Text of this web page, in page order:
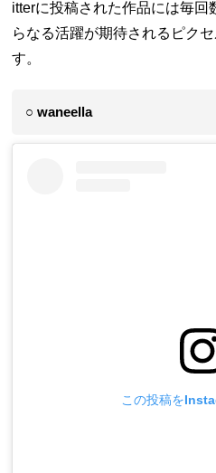
itterに投稿された作品には毎回
らなる活躍が期待されるピク
す。
○ waneella
この投稿を